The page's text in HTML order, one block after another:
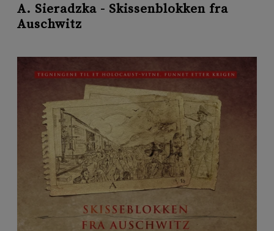
A. Sieradzka - Skissenblokken fra
Auschwitz